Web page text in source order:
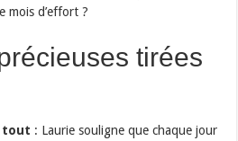
mois d’effort ?
tirées
tout : Laurie souligne que chaque jour